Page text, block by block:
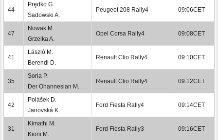
44
Prędko G.
Sadowski A.
Peugeot 208 Rally4 09:06CET
47
Nowak M.
Grzelka A.
Opel Corsa Rally4 09:08CET
41
László M.
Berendi D.
Renault Clio Rally4 09:10CET
35
Soria P.
Der Ohannesian M.
Renault Clio Rally4 09:12CET
42
Polášek D.
Janovská K.
Ford Fiesta Rally4 09:14CET
31
Kimathi M.
Kioni M.
Ford Fiesta Rally3 09:16CET